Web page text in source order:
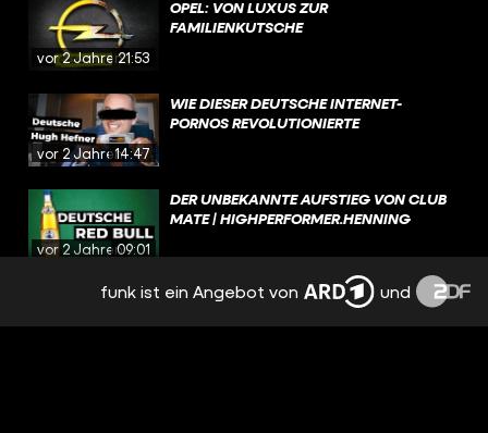
vor 2 Jahren21:53
OPEL: VON LUXUS ZUR
FAMILIENKUTSCHE
vor 2 Jahren14:47
WIE DIESER DEUTSCHE INTERNET-
PORNOS REVOLUTIONIERTE
vor 2 Jahren09:01
DER UNBEKANNTE AUFSTIEG VON CLUB
MATE | HIGHPERFORMER.HENNING
SNUS: BESTES GESCHÄFTSMODELL DER
WELT | HIGHPERFORMER.HENNING
funk ist ein Angebot von und